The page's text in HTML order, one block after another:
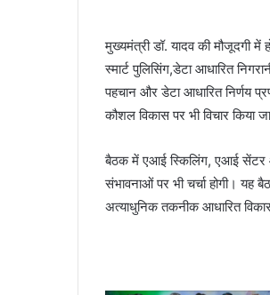
मुख्यमंत्री डॉ. यादव की मौजूदगी
स्मार्ट पुलिसिंग,डेटा आधारित
पहचान और डेटा आधारित निर्णय
कौशल विकास पर भी विचार किया
बैठक में एआई स्किलिंग, एआई सेंटर
संभावनाओं पर भी चर्चा होगी।
अत्याधुनिक तकनीक आधारित